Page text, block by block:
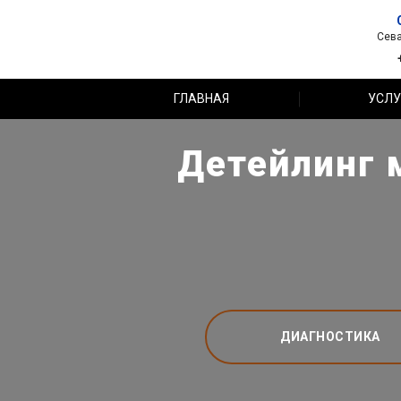
ГЛАВНАЯ
Детейлинг
ДИАГНОСТИКА